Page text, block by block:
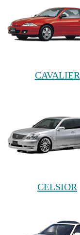
CAVALIER
CELSIOR